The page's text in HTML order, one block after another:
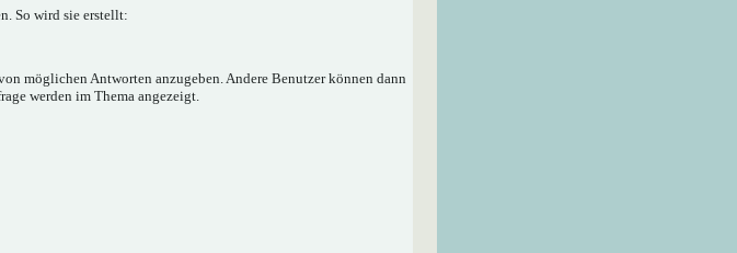
So wird sie erstellt:
möglichen Antworten anzugeben. Andere Benutzer können dann
werden im Thema angezeigt.